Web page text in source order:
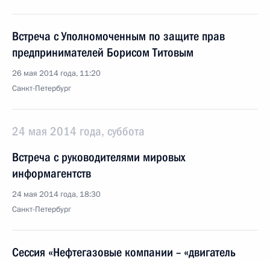
Встреча с Уполномоченным по защите прав
предпринимателей Борисом Титовым
26 мая 2014 года, 11:20
Санкт-Петербург
24 мая 2014 года, суббота
Встреча с руководителями мировых
информагентств
24 мая 2014 года, 18:30
Санкт-Петербург
Сессия «Нефтегазовые компании – «двигатель